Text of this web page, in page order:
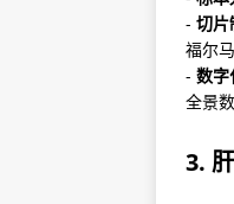
- 切片
福尔
- 数字
全景
3.